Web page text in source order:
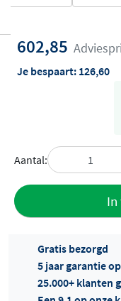
602,85
Je bespaart: 126,60
Aantal:
Gratis bezorgd
5 jaar garantie
25.000+ klanten